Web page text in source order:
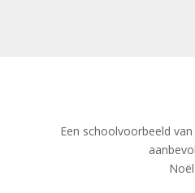
Een schoolvoorbeeld
Noël